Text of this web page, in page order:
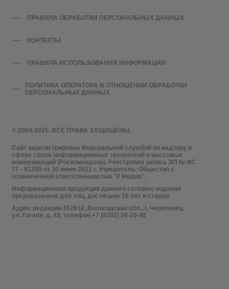
© 2004-2025. ВСЕ ПРАВА ЗАЩИЩЕНЫ.
Сайт зарегистрирован Федеральной службой по надзору в
сфере связи, информационных технологий и массовых
коммуникаций (Роскомнадзор). Реестровая запись ЭЛ № ФС
77 - 81209 от 30 июня 2021 г. Учредитель: Общество с
ограниченной ответственностью "К Медиа".
Информационная продукция данного сетевого издания
предназначена для лиц, достигших 16 лет и старше
Адрес редакции 162612, Вологодская обл., г. Череповец,
ул. Гоголя, д. 43, телефон +7 (8202) 28-20-40
ПРАВИЛА ОБРАБОТКИ ПЕРСОНАЛЬНЫХ ДАННЫХ
КОНТАКТЫ
ПРАВИЛА ИСПОЛЬЗОВАНИЯ ИНФОРМАЦИИ
ПОЛИТИКА ОПЕРАТОРА В ОТНОШЕНИИ ОБРАБОТКИ
ПЕРСОНАЛЬНЫХ ДАННЫХ